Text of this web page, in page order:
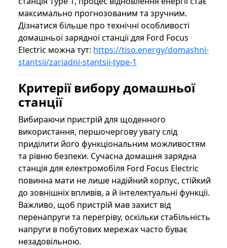
максимально прогнозованим та зручним.
Дізнатися більше про технічні особливості
домашньої зарядної станції для Ford Focus
Electric можна тут: https://tiso.energy/domashni-
stantsii/zariadni-stantsii-type-1
Критерії вибору домашньої
станції
Вибираючи пристрій для щоденного
використання, першочергову увагу слід
приділити його функціональним можливостям
та рівню безпеки. Сучасна домашня зарядна
станція для електромобіля Ford Focus Electric
повинна мати не лише надійний корпус, стійкий
до зовнішніх впливів, а й інтелектуальні функції.
Важливо, щоб пристрій мав захист від
перенапруги та перегріву, оскільки стабільність
напруги в побутових мережах часто буває
незадовільною.